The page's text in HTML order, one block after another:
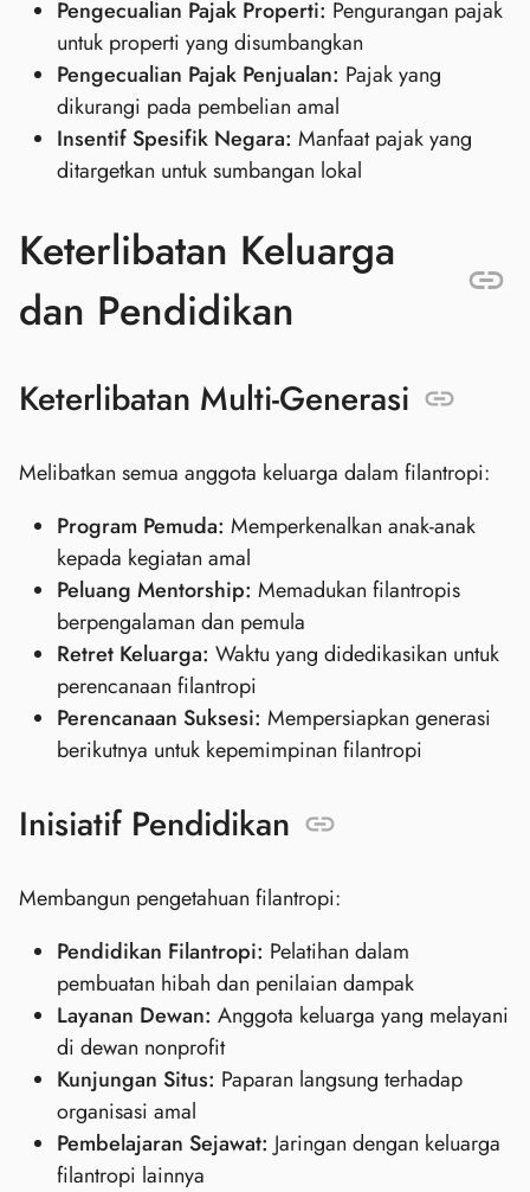
Pengecualian Pajak Properti: Pengurangan pajak
untuk properti yang disumbangkan
Pengecualian Pajak Penjualan: Pajak yang
dikurangi pada pembelian amal
Insentif Spesifik Negara: Manfaat pajak yang
ditargetkan untuk sumbangan lokal
Keterlibatan Keluarga
dan Pendidikan
Keterlibatan Multi-Generasi
Melibatkan semua anggota keluarga dalam filantropi:
Program Pemuda: Memperkenalkan anak-anak
kepada kegiatan amal
Peluang Mentorship: Memadukan filantropis
berpengalaman dan pemula
Retret Keluarga: Waktu yang didedikasikan untuk
perencanaan filantropi
Perencanaan Suksesi: Mempersiapkan generasi
berikutnya untuk kepemimpinan filantropi
Inisiatif Pendidikan
Membangun pengetahuan filantropi:
Pendidikan Filantropi: Pelatihan dalam
pembuatan hibah dan penilaian dampak
Layanan Dewan: Anggota keluarga yang melayani
di dewan nonprofit
Kunjungan Situs: Paparan langsung terhadap
organisasi amal
Pembelajaran Sejawat: Jaringan dengan keluarga
filantropi lainnya